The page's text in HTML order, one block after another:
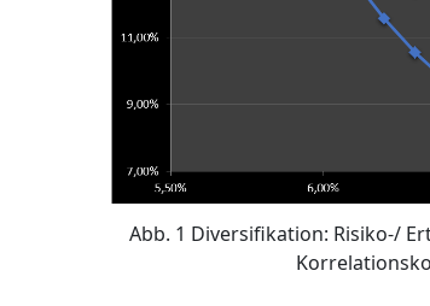
Abb. 1 Diversifikation: Risiko-/